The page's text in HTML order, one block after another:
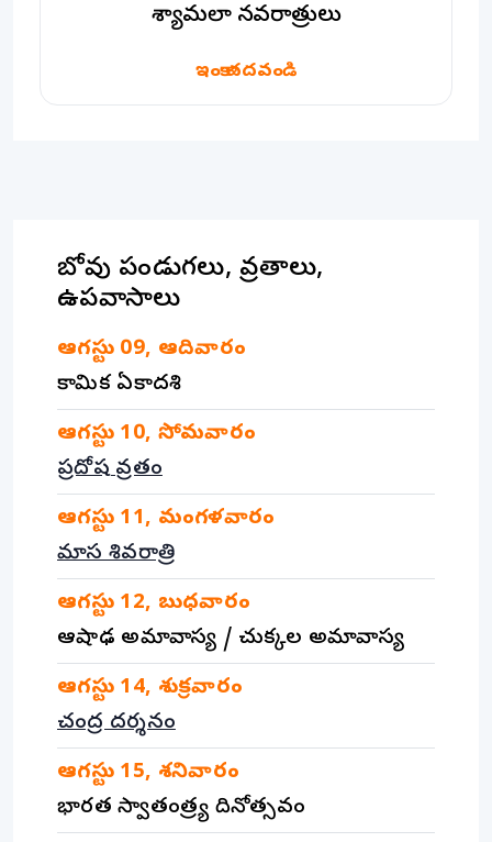
శ్యామలా నవరాత్రులు
ఇంకా చదవండి
రాబోవు పండుగలు, వ్రతాలు,
ఉపవాసాలు
ఆగస్టు 09, ఆదివారం
కామిక ఏకాదశి
ఆగస్టు 10, సోమవారం
ప్రదోష వ్రతం
ఆగస్టు 11, మంగళవారం
మాస శివరాత్రి
ఆగస్టు 12, బుధవారం
ఆషాఢ అమావాస్య / చుక్కల అమావాస్య
ఆగస్టు 14, శుక్రవారం
చంద్ర దర్శనం
ఆగస్టు 15, శనివారం
భారత స్వాతంత్ర్య దినోత్సవం